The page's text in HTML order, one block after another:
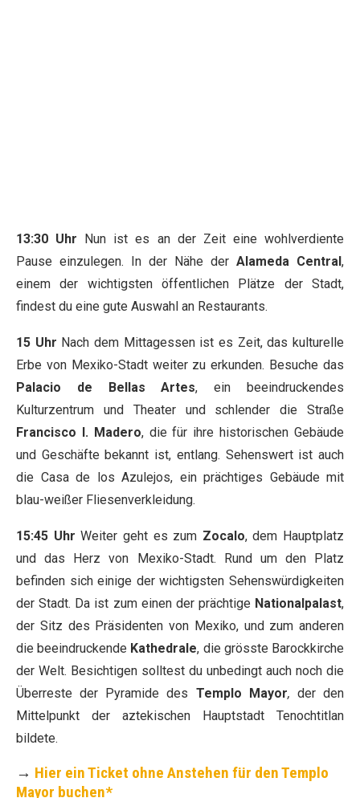
13:30 Uhr Nun ist es an der Zeit eine wohlverdiente
Pause einzulegen. In der Nähe der Alameda Central,
einem der wichtigsten öffentlichen Plätze der Stadt,
findest du eine gute Auswahl an Restaurants.
15 Uhr Nach dem Mittagessen ist es Zeit, das kulturelle
Erbe von Mexiko-Stadt weiter zu erkunden. Besuche das
Palacio de Bellas Artes, ein beeindruckendes
Kulturzentrum und Theater und schlender die Straße
Francisco I. Madero, die für ihre historischen Gebäude
und Geschäfte bekannt ist, entlang. Sehenswert ist auch
die Casa de los Azulejos, ein prächtiges Gebäude mit
blau-weißer Fliesenverkleidung.
15:45 UhrWeiter geht es zum Zocalo, dem Hauptplatz
und das Herz von Mexiko-Stadt. Rund um den Platz
befinden sich einige der wichtigsten Sehenswürdigkeiten
der Stadt. Da ist zum einen der prächtige Nationalpalast,
der Sitz des Präsidenten von Mexiko, und zum anderen
die beeindruckende Kathedrale, die grösste Barockkirche
der Welt. Besichtigen solltest du unbedingt auch noch die
Überreste der Pyramide des Templo Mayor, der den
Mittelpunkt der aztekischen Hauptstadt Tenochtitlan
bildete.
→ Hier ein Ticket ohne Anstehen für den Templo
Mayor buchen*